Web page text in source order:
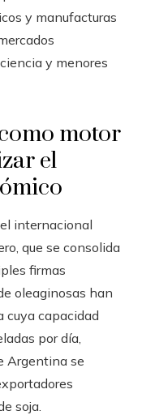
y manufacturas
y menores
motor
el
internacional
que se consolida
firmas
oleaginosas han
cuya capacidad
por día,
Argentina se
soja.